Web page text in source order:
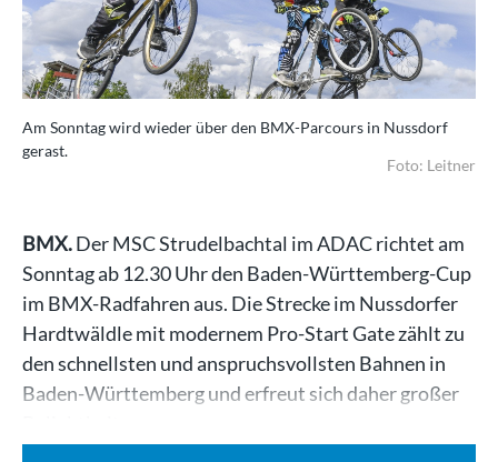
Am Sonntag wird wieder über den BMX-Parcours in Nussdorf
gerast.
Foto: Leitner
BMX.Der MSC Strudelbachtal im ADAC richtet am
Sonntag ab 12.30 Uhr den Baden-Württemberg-Cup
im BMX-Radfahren aus. Die Strecke im Nussdorfer
Hardtwäldle mit modernem Pro-Start Gate zählt zu
den schnellsten und anspruchsvollsten Bahnen in
Baden-Württemberg und erfreut sich daher großer